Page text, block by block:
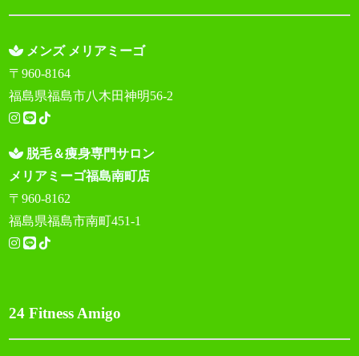
メンズ メリアミーゴ
〒960-8164
福島県福島市八木田神明56-2
脱毛＆痩身専門サロン
メリアミーゴ福島南町店
〒960-8162
福島県福島市南町451-1
24 Fitness Amigo